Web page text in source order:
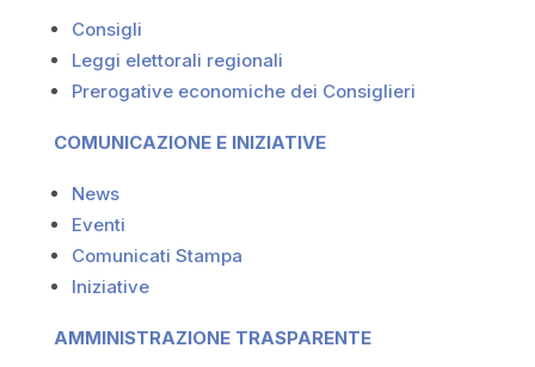
Consigli
Leggi elettorali regionali
Prerogative economiche dei Consiglieri
COMUNICAZIONE E INIZIATIVE
News
Eventi
Comunicati Stampa
Iniziative
AMMINISTRAZIONE TRASPARENTE